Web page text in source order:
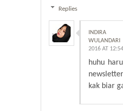
Replies
INDIRA
WULANDARI
2016 AT
huhu
kak biar